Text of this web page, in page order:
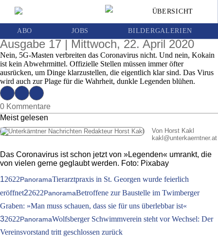
ÜBERSICHT
ABO JOBS BILDERGALERIEN
War es Bill Gates oder doch George Soros?
den Löchern
Ausgabe 17 | Mittwoch, 22. April 2020
Nein, 5G-Masten verbreiten das Coronavirus nicht. Und nein, Kokain
ist kein Abwehrmittel. Offizielle Stellen müssen immer öfter
ausrücken, um Dinge klarzustellen, die eigentlich klar sind. Das Virus
wird auch zur Plage für die Wahrheit, dunkle Legenden blühen.
0 Kommentare
Meist gelesen
Von Horst Kakl
kakl @unterkaerntner.at
Das Coronavirus ist schon jetzt von »Legenden« umrankt, die
von vielen gerne geglaubt werden. Foto: Pixabay
12622PanoramaTierarztpraxis in St. Georgen wurde feierlich
eröffnet22622PanoramaBetroffene zur Baustelle im Twimberger
Graben: »Man muss schauen, dass sie für uns überlebbar ist«
32622PanoramaWolfsberger Schwimmverein steht vor Wechsel: Der
Vereinsvorstand tritt geschlossen zurück